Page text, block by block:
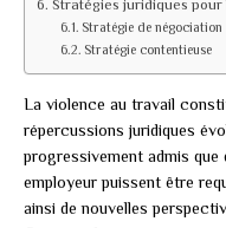
Stratégies juridiques
Stratégie de négociation
Stratégie contentieuse
La violence au travail
répercussions juridiques
progressivement admis
employeur puissent être
ainsi de nouvelles